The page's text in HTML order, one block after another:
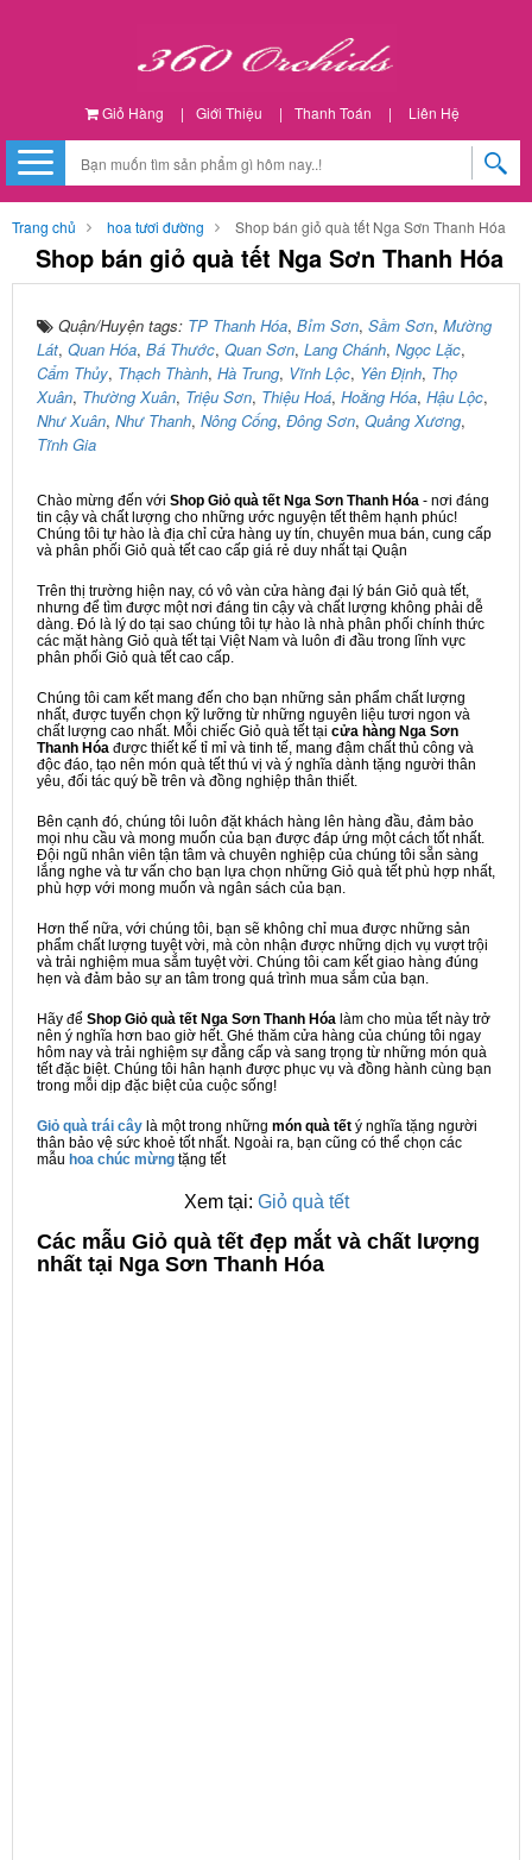
Giỏ Hàng | Giới Thiệu | Thanh Toán | Liên Hệ
Trang chủ hoa tươi đường Shop bán giỏ quà tết Nga Sơn Thanh Hóa
Shop bán giỏ quà tết Nga Sơn Thanh Hóa
Quận/Huyện tags: TP Thanh Hóa, Bỉm Sơn, Sầm Sơn, Mường
Lát, Quan Hóa, Bá Thước, Quan Sơn, Lang Chánh, Ngọc Lặc,
Cẩm Thủy, Thạch Thành, Hà Trung, Vĩnh Lộc, Yên Định, Thọ
Xuân, Thường Xuân, Triệu Sơn, Thiệu Hoá, Hoằng Hóa, Hậu Lộc,
Như Xuân, Như Thanh, Nông Cống, Đông Sơn, Quảng Xương,
Tĩnh Gia
Chào mừng đến với Shop Giỏ quà tết Nga Sơn Thanh Hóa - nơi đáng
tin cậy và chất lượng cho những ước nguyện tết thêm hạnh phúc!
Chúng tôi tự hào là địa chỉ cửa hàng uy tín, chuyên mua bán, cung cấp
và phân phối Giỏ quà tết cao cấp giá rẻ duy nhất tại Quận
Trên thị trường hiện nay, có vô vàn cửa hàng đại lý bán Giỏ quà tết,
nhưng để tìm được một nơi đáng tin cậy và chất lượng không phải dễ
dàng. Đó là lý do tại sao chúng tôi tự hào là nhà phân phối chính thức
các mặt hàng Giỏ quà tết tại Việt Nam và luôn đi đầu trong lĩnh vực
phân phối Giỏ quà tết cao cấp.
Chúng tôi cam kết mang đến cho bạn những sản phẩm chất lượng
nhất, được tuyển chọn kỹ lưỡng từ những nguyên liệu tươi ngon và
chất lượng cao nhất. Mỗi chiếc Giỏ quà tết tại cửa hàng Nga Sơn
Thanh Hóa được thiết kế tỉ mỉ và tinh tế, mang đậm chất thủ công và
độc đáo, tạo nên món quà tết thú vị và ý nghĩa dành tặng người thân
yêu, đối tác quý bề trên và đồng nghiệp thân thiết.
Bên cạnh đó, chúng tôi luôn đặt khách hàng lên hàng đầu, đảm bảo
mọi nhu cầu và mong muốn của bạn được đáp ứng một cách tốt nhất.
Đội ngũ nhân viên tận tâm và chuyên nghiệp của chúng tôi sẵn sàng
lắng nghe và tư vấn cho bạn lựa chọn những Giỏ quà tết phù hợp nhất,
phù hợp với mong muốn và ngân sách của bạn.
Hơn thế nữa, với chúng tôi, bạn sẽ không chỉ mua được những sản
phẩm chất lượng tuyệt vời, mà còn nhận được những dịch vụ vượt trội
và trải nghiệm mua sắm tuyệt vời. Chúng tôi cam kết giao hàng đúng
hẹn và đảm bảo sự an tâm trong quá trình mua sắm của bạn.
Hãy để Shop Giỏ quà tết Nga Sơn Thanh Hóa làm cho mùa tết này trở
nên ý nghĩa hơn bao giờ hết. Ghé thăm cửa hàng của chúng tôi ngay
hôm nay và trải nghiệm sự đẳng cấp và sang trọng từ những món quà
tết đặc biệt. Chúng tôi hân hạnh được phục vụ và đồng hành cùng bạn
trong mỗi dịp đặc biệt của cuộc sống!
Giỏ quà trái cây là một trong những món quà tết ý nghĩa tặng người
thân bảo vệ sức khoẻ tốt nhất. Ngoài ra, bạn cũng có thể chọn các
mẫu hoa chúc mừng tặng tết
Xem tại: Giỏ quà tết
Các mẫu Giỏ quà tết đẹp mắt và chất lượng
nhất tại Nga Sơn Thanh Hóa